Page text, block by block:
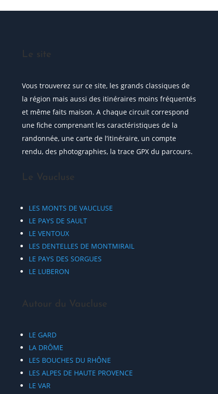
Le site
Vous trouverez sur ce site, les grands classiques de
la région mais aussi des itinéraires moins fréquentés
et même faits maison. A chaque circuit correspond
une fiche comprenant les caractéristiques de la
randonnée, une carte de l’itinéraire, un compte
rendu, des photographies, la trace GPX du parcours.
Le Vaucluse
LES MONTS DE VAUCLUSE
LE PAYS DE SAULT
LE VENTOUX
LES DENTELLES DE MONTMIRAIL
LE PAYS DES SORGUES
LE LUBERON
Autour du Vaucluse
LE GARD
LA DRÔME
LES BOUCHES DU RHÔNE
LES ALPES DE HAUTE PROVENCE
LE VAR